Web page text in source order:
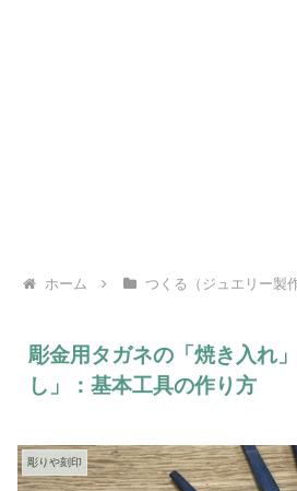
ホーム つくる（ジュエリー製作
彫金用タガネの「焼き入れ
し」：基本工具の作り方
彫りや刻印